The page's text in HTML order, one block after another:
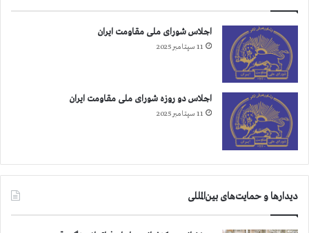
اجلاس شورای ملی مقاومت ایران
11 سپتامبر 2025
اجلاس دو روزه شورای ملی مقاومت ایران
11 سپتامبر 2025
دیدارها و حمایت‌های بین‌المللی